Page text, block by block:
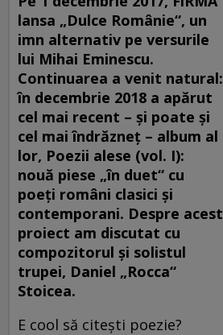
lansa „Dulce Românie“, un
imn alternativ pe versurile
lui Mihai Eminescu.
Continuarea a venit natural:
în decembrie 2018 a apărut
cel mai recent – și poate și
cel mai îndrăzneț – album al
lor, Poezii alese (vol. I):
nouă piese „în duet“ cu
poeți români clasici și
contemporani. Despre acest
proiect am discutat cu
compozitorul și solistul
trupei, Daniel „Rocca“
Stoicea.
E cool să citești poezie?